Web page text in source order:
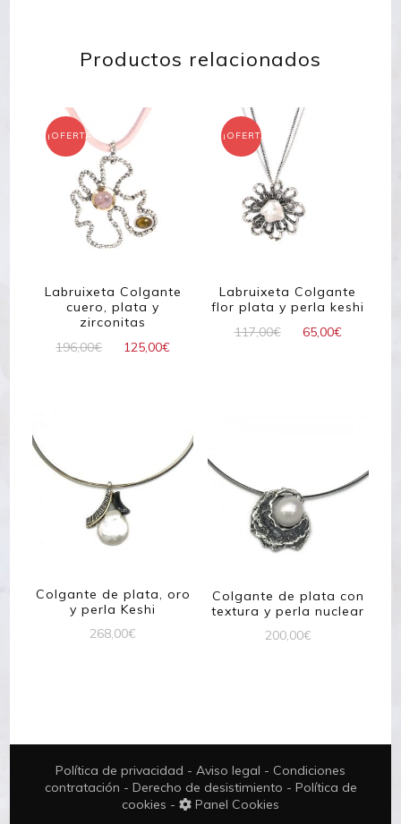
Productos relacionados
¡OFERTA!
Labruixeta Colgante
cuero, plata y
zirconitas
196,00€ 125,00€
¡OFERTA!
Labruixeta Colgante
flor plata y perla keshi
117,00€ 65,00€
Colgante de plata, oro
y perla Keshi
268,00€
Colgante de plata con
textura y perla nuclear
200,00€
Política de privacidad - Aviso legal - Condiciones
contratación - Derecho de desistimiento - Política de
cookies - Panel Cookies